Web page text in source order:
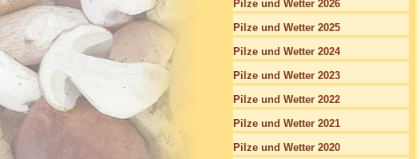
Pilze und Wetter 2026
Pilze und Wetter 2025
Pilze und Wetter 2024
Pilze und Wetter 2023
Pilze und Wetter 2022
Pilze und Wetter 2021
Pilze und Wetter 2020